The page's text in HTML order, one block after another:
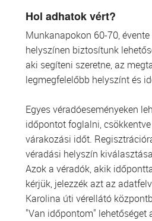
ŐSSEJT DONÁCIÓ
VÁRÓLISTÁK
Hol adhatok vért?
Munkanapokon 60-70,
helyszínen biztosítunk
aki segíteni szeretne, az
legmegfelelőbb helyszínt és
Egyes véradóeseményeken
időpontot foglalni,
várakozási időt.
véradási helyszín
Azok a véradók, akik
kérjük, jelezzék azt az
Karolina úti vérellátó
"Van időpontom" lehetőséget